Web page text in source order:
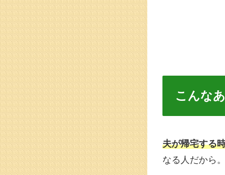
こんな
夫が帰宅する
なる人だから。